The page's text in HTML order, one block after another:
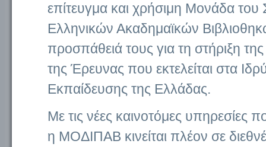
επίτευγμα και χρήσιμη Μονάδα
Ελληνικών Ακαδημαϊκών
προσπάθειά τους για τη στήριξη
της Έρευνας που εκτελείται στα
Εκπαίδευσης της Ελλάδας.
Με τις νέες καινοτόμες υπηρεσίες
η ΜΟΔΙΠΑΒ κινείται πλέον σε